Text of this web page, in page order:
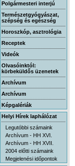
Polgármesteri interjú
Természetgyógyászat,
szépség és egészség
Horoszkóp, asztrológia
Receptek
Videók
Olvasóinktól:
körbeküldős üzenetek
Archívum
Archívum
Képgalériák
Helyi Hírek laphálózat
Legutóbbi számaink
Archívum - HH XVI.
Archívum - HH XVII.
2004 előtti számaink
Megjelenési időpontok